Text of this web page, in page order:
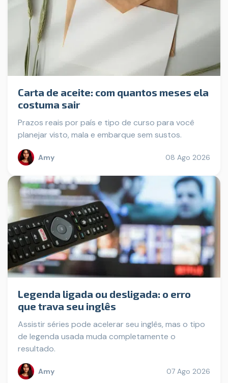
Carta de aceite: com quantos meses ela
costuma sair
Prazos reais por país e tipo de curso para você
planejar visto, mala e embarque sem sustos.
Amy 08 Ago 2026
Legenda ligada ou desligada: o erro
que trava seu inglês
Assistir séries pode acelerar seu inglês, mas o tipo
de legenda usada muda completamente o
resultado.
Amy 07 Ago 2026